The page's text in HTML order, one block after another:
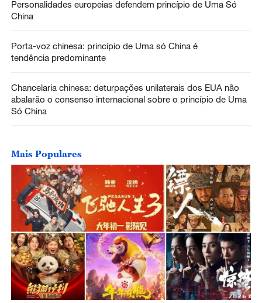
Personalidades europeias defendem princípio de Uma Só
China
Porta-voz chinesa: princípio de Uma só China é
tendência predominante
Chancelaria chinesa: deturpações unilaterais dos EUA não
abalarão o consenso internacional sobre o princípio de Uma
Só China
Mais Populares